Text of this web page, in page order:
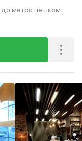
метро пешком.